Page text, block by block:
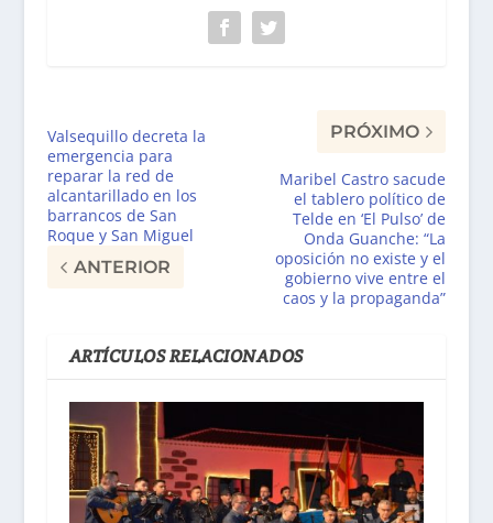
Valsequillo decreta la
emergencia para
reparar la red de
alcantarillado en los
barrancos de San
Roque y San Miguel
ANTERIOR
PRÓXIMO
Maribel Castro sacude
el tablero político de
Telde en ‘El Pulso’ de
Onda Guanche: “La
oposición no existe y el
gobierno vive entre el
caos y la propaganda”
ARTÍCULOS RELACIONADOS